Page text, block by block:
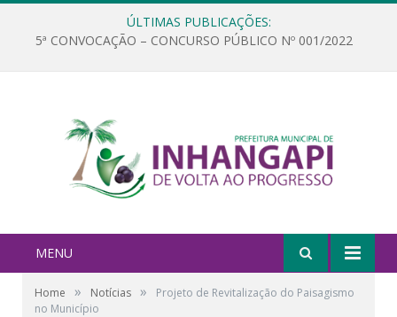
ÚLTIMAS PUBLICAÇÕES:
5ª CONVOCAÇÃO – CONCURSO PÚBLICO Nº 001/2022
MENU
Home » Notícias »
Projeto de Revitalização do Paisagismo
no Município